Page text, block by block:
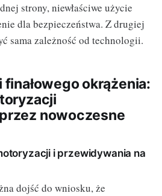
strony, niewłaściwe użycie
dla bezpieczeństwa. Z drugiej
sama zależność od technologii.
okrążenia:
nowoczesne
i przewidywania na
dojść do wniosku, że